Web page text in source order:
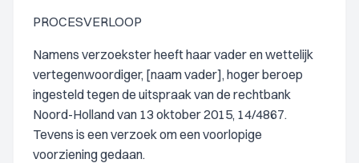
PROCESVERLOOP
Namens verzoekster heeft haar vader en wettelijk
vertegenwoordiger, [naam vader], hoger beroep
ingesteld tegen de uitspraak van de rechtbank
Noord-Holland van 13 oktober 2015, 14/4867.
Tevens is een verzoek om een voorlopige
voorziening gedaan.